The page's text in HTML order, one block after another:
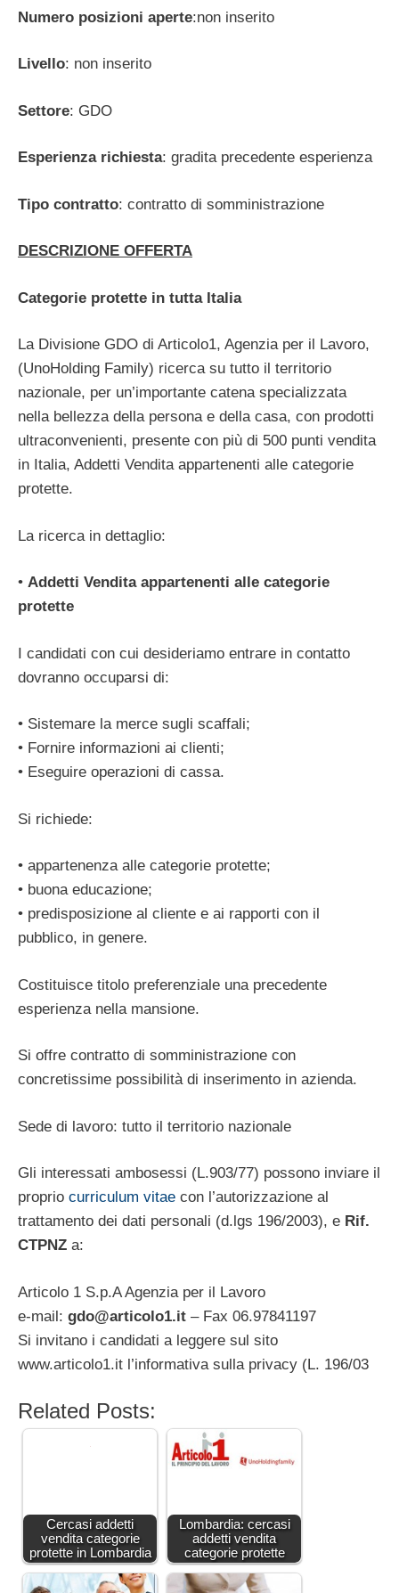
Numero posizioni aperte:non inserito
Livello: non inserito
Settore: GDO
Esperienza richiesta: gradita precedente esperienza
Tipo contratto: contratto di somministrazione
DESCRIZIONE OFFERTA
Categorie protette in tutta Italia
La Divisione GDO di Articolo1, Agenzia per il Lavoro,
(UnoHolding Family) ricerca su tutto il territorio
nazionale, per un’importante catena specializzata
nella bellezza della persona e della casa, con prodotti
ultraconvenienti, presente con più di 500 punti vendita
in Italia, Addetti Vendita appartenenti alle categorie
protette.
La ricerca in dettaglio:
• Addetti Vendita appartenenti alle categorie
protette
I candidati con cui desideriamo entrare in contatto
dovranno occuparsi di:
• Sistemare la merce sugli scaffali;
• Fornire informazioni ai clienti;
• Eseguire operazioni di cassa.
Si richiede:
• appartenenza alle categorie protette;
• buona educazione;
• predisposizione al cliente e ai rapporti con il
pubblico, in genere.
Costituisce titolo preferenziale una precedente
esperienza nella mansione.
Si offre contratto di somministrazione con
concretissime possibilità di inserimento in azienda.
Sede di lavoro: tutto il territorio nazionale
Gli interessati ambosessi (L.903/77) possono inviare il
proprio curriculum vitae con l’autorizzazione al
trattamento dei dati personali (d.lgs 196/2003), e Rif.
CTPNZ a:
Articolo 1 S.p.A Agenzia per il Lavoro
e-mail: gdo@articolo1.it – Fax 06.97841197
Si invitano i candidati a leggere sul sito
www.articolo1.it l’informativa sulla privacy (L. 196/03
Related Posts:
Cercasi addetti
vendita categorie
protette in Lombardia
Lombardia: cercasi
addetti vendita
categorie protette